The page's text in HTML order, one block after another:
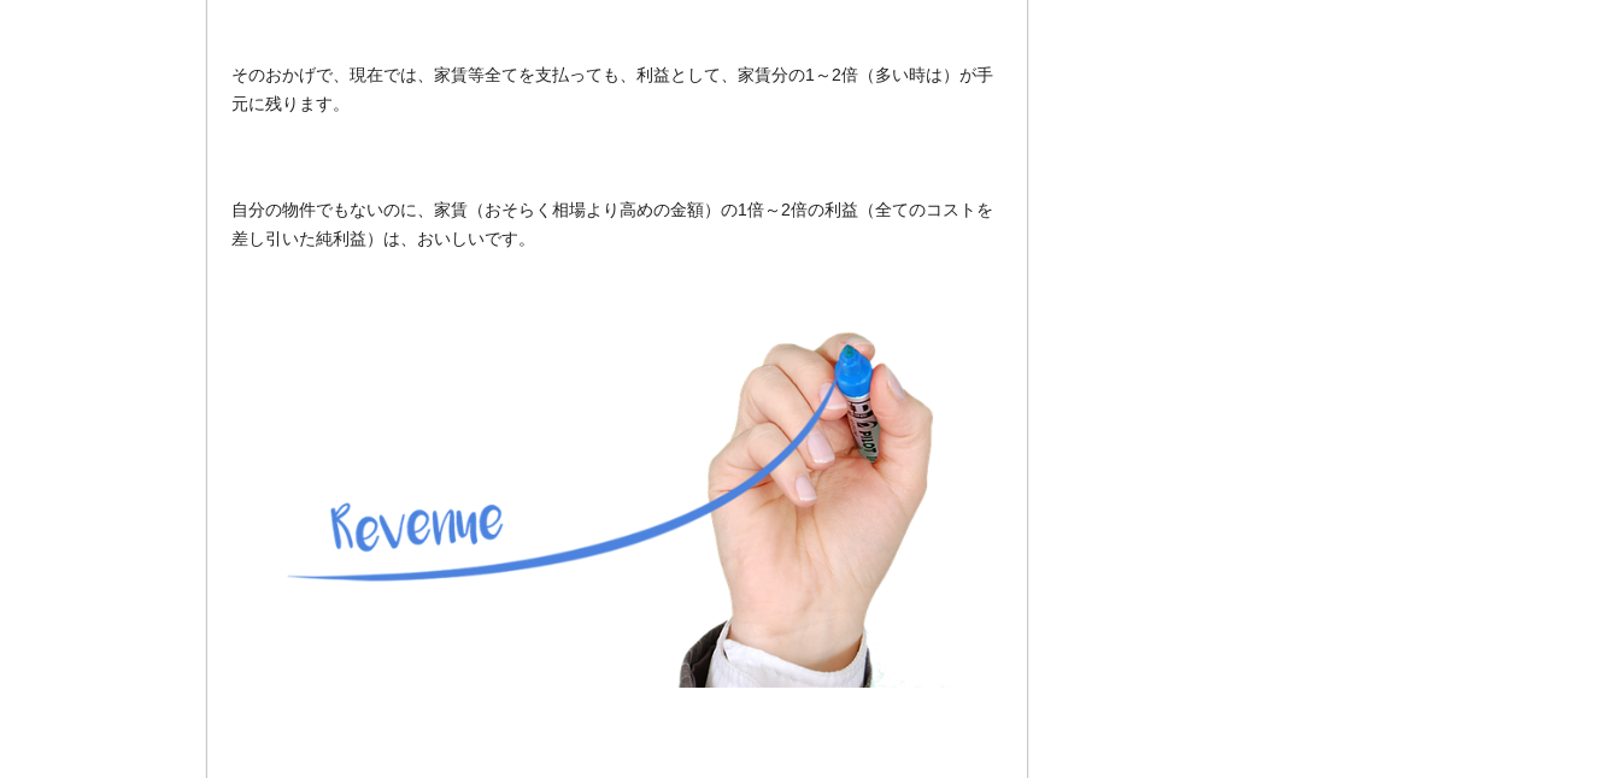
そのおかげで、現在では、家賃等全てを支払っても、利益として、家賃分の1～2倍（多い時は）が手
元に残ります。
自分の物件でもないのに、家賃（おそらく相場より高めの金額）の1倍～2倍の利益（全てのコストを
差し引いた純利益）は、おいしいです。